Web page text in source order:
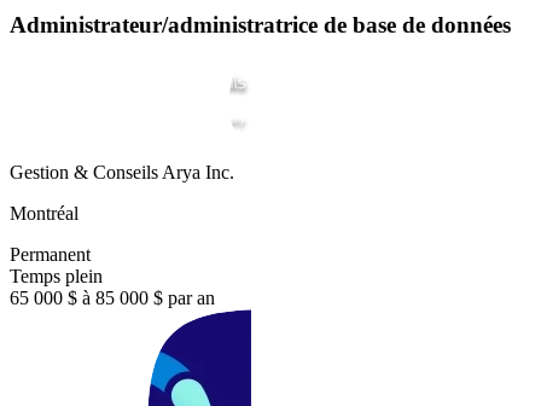
Administrateur/administratrice de base de données
Gestion & Conseils Arya Inc.
Montréal
Permanent
Temps plein
65 000 $ à 85 000 $ par an